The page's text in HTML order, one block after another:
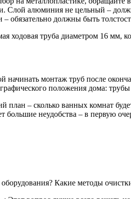
Слой алюминия не цельный –
– обязательно должны быть
ходовая труба диаметром 16 мм,
монтаж труб после
положения дома:
план – сколько ванных комнат
большие неудобства – в первую
Какие методы